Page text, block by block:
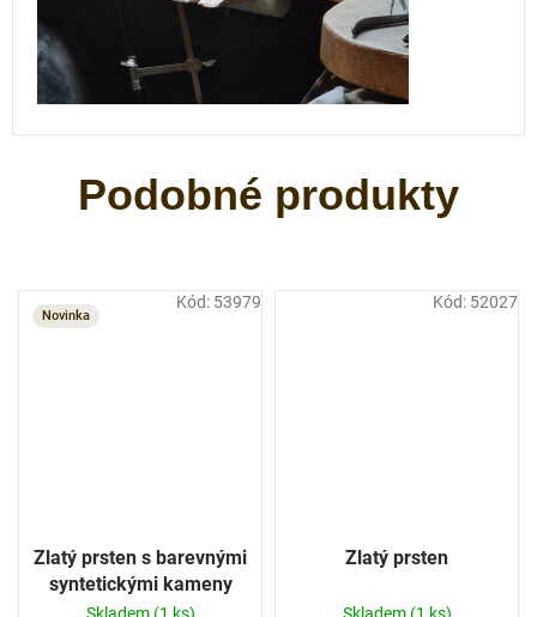
Novinka
Zlatý prsten s barevnými
syntetickými kameny
Kód: 53979
Zlatý prsten
Kód: 52027